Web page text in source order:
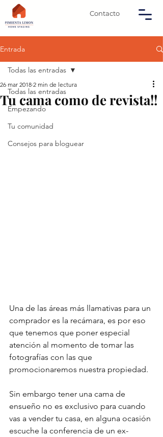
Contacto
Entrada
Todas las entradas
Empezando
Tu comunidad
Consejos para bloguear
Todas las entradas
Tu cama como de revista!!
26 mar 2018 2 min de lectura
Una de las áreas más llamativas para un
comprador es la recámara, es por eso
que tenemos que poner especial
atención al momento de tomar las
fotografías con las que
promocionaremos nuestra propiedad.
Sin embargo tener una cama de
ensueño no es exclusivo para cuando
vas a vender tu casa, en alguna ocasión
escuche la conferencia de un ex-